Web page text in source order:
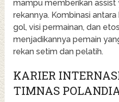
mampu memberikan assist
rekannya. Kombinasi
gol, visi permainan, dan
menjadikannya pemain
rekan setim dan pelatih.
KARIER
TIMNAS